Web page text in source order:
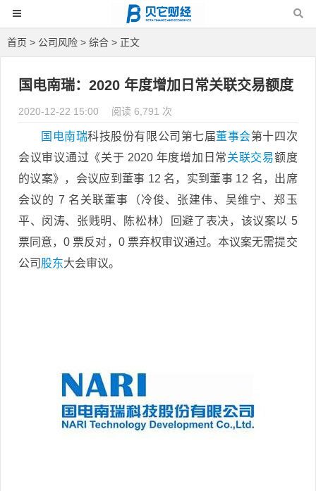
首页 > 公司风险 > 综合 > 正文
国电南瑞：2020 年度增加日常关联交易额度
2020-12-22 15:00 阅读 6,791 次
国电南瑞科技股份有限公司第七届董事会第十四次
会议审议通过《关于 2020 年度增加日常关联交易额度
的议案》，会议应到董事 12 名，实到董事 12 名，出席
会议的 7 名关联董事（冷俊、张建伟、吴维宁、郑玉
平、闵涛、张贱明、陈松林）回避了表决，该议案以 5
票同意，0 票反对，0 票弃权审议通过。本议案无需提交
公司 股东大会审议。